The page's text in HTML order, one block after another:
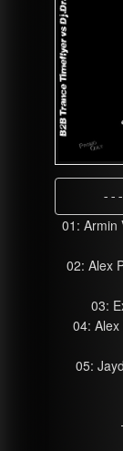
01: Armin
02: Alex
03:
04: Alex
05: